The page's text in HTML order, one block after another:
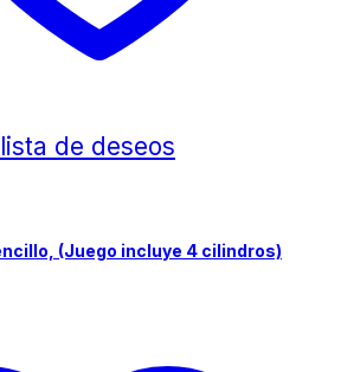
de deseos
(Juego incluye 4 cilindros)